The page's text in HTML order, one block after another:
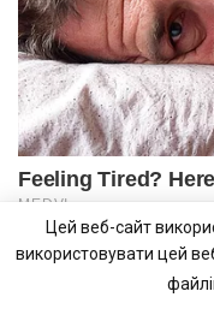
Цей веб-сайт
використовувати цей